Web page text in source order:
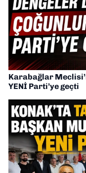
Karabağlar
YENİ Parti’ye geçti